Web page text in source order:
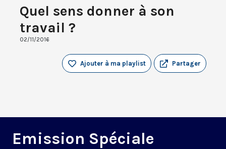
Quel sens donner à son
travail ?
02/11/2016
Partager
Ajouter à ma playlist
Emission Spéciale